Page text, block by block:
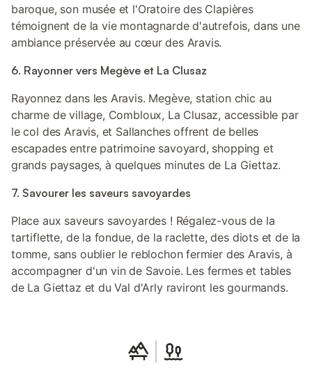
baroque, son musée et l'Oratoire des Clapières
témoignent de la vie montagnarde d'autrefois, dans une
ambiance préservée au cœur des Aravis.
6. Rayonner vers Megève et La Clusaz
Rayonnez dans les Aravis. Megève, station chic au
charme de village, Combloux, La Clusaz, accessible par
le col des Aravis, et Sallanches offrent de belles
escapades entre patrimoine savoyard, shopping et
grands paysages, à quelques minutes de La Giettaz.
7. Savourer les saveurs savoyardes
Place aux saveurs savoyardes ! Régalez-vous de la
tartiflette, de la fondue, de la raclette, des diots et de la
tomme, sans oublier le reblochon fermier des Aravis, à
accompagner d'un vin de Savoie. Les fermes et tables
de La Giettaz et du Val d'Arly raviront les gourmands.